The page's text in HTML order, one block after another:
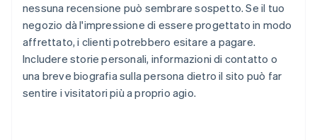
nessuna recensione può sembrare sospetto. Se il tuo
negozio dà l'impressione di essere progettato in modo
affrettato, i clienti potrebbero esitare a pagare.
Includere storie personali, informazioni di contatto o
una breve biografia sulla persona dietro il sito può far
sentire i visitatori più a proprio agio.